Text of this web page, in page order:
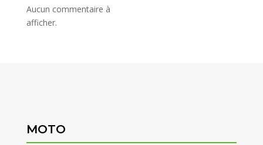
Aucun commentaire à
afficher.
MOTO